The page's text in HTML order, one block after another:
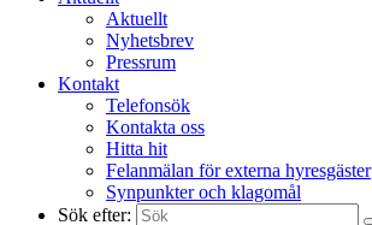
Aktuellt
Nyhetsbrev
Pressrum
Kontakt
Telefonsök
Kontakta oss
Hitta hit
Felanmälan för externa hyresgäster
Synpunkter och klagomål
Sök efter: